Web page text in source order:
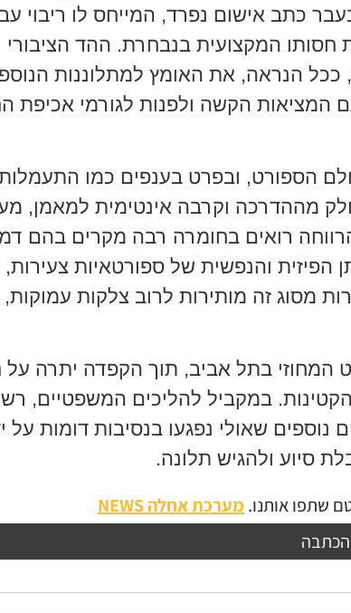
כתב אישום נפרד, המייחס לו ריבוי
חסותו המקצועית בנבחרת. ההד הציבורי
הנראה, את האומץ למתלוננות
הקשה ולפנות לגורמי אכיפת
הספורט, ובפרט בענפים כמו
מההדרכה וקרבה אינטימית למאמן,
רואים בחומרה רבה מקרים בהם
והנפשית של ספורטאיות צעירות,
מסוג זה מותירות לרוב צלקות
בתל אביב, תוך הקפדה יתרה על
במקביל להליכים המשפטיים,
נוספים שאולי נפגעו בנסיבות דומות על
סיוע ולהגיש תלונה.
שתפו אותנו. מערכת אחלה NEWS